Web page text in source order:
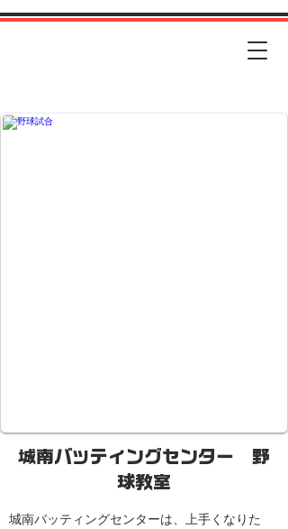
城南バッティングセンター 野
球教室
城南バッティングセンターは、上手くなりた